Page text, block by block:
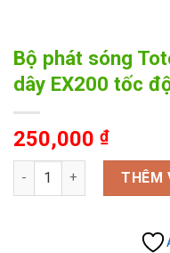
Bộ phát sóng
dây EX200 tốc
250,000 ₫
Bộ phát sóng Totolink
THÊM